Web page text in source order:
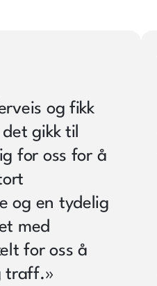
og fikk
gikk til
for oss for å
og en tydelig
med
for oss å
traff.»